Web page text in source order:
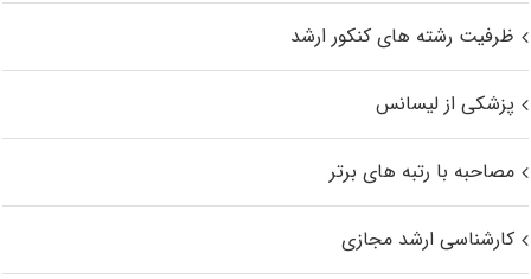
ظرفیت رشته های کنکور ارشد
پزشکی از لیسانس
مصاحبه با رتبه های برتر
کارشناسی ارشد مجازی